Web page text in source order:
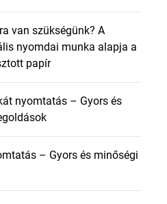
van szükségünk? A
nyomdai munka alapja a
papír
nyomtatás – Gyors és
– Gyors és minőségi